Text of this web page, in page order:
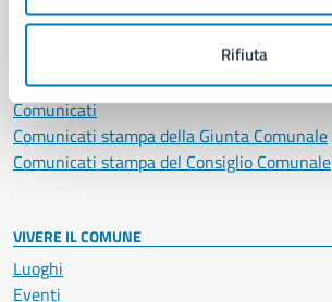
Rifiuta
NOVITÀ
Avvisi
Comunicati
Comunicati stampa della Giunta Comunale
Comunicati stampa del Consiglio Comunale
VIVERE IL COMUNE
Luoghi
Eventi